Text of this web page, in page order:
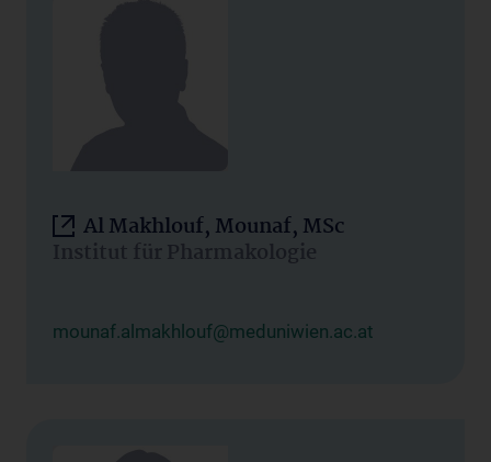
Al Makhlouf, Mounaf, MSc
Institut für Pharmakologie
mounaf.almakhlouf@meduniwien.ac.at